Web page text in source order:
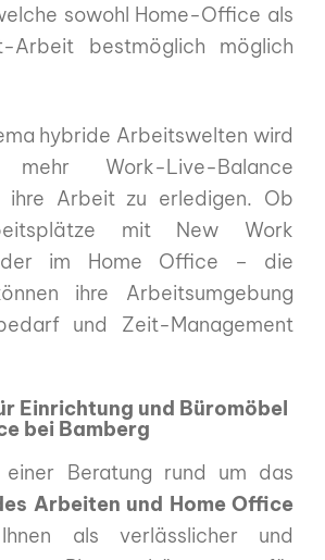
sowohl Home-Office als
Arbeit bestmöglich möglich
hybride Arbeitswelten wird
mehr Work-Live-Balance
ihre Arbeit zu erledigen. Ob
mit New Work
im Home Office – die
ihre Arbeitsumgebung
und Zeit-Management
Einrichtung und Büromöbel
bei Bamberg
einer Beratung rund um das
Arbeiten und Home Office
als verlässlicher und